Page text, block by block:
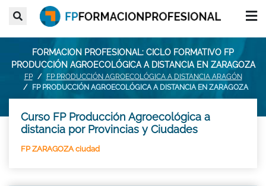
FORMACION PROFESIONAL: CICLO FORMATIVO FP
PRODUCCIÓN AGROECOLÓGICA A DISTANCIA EN ZARAGOZA
FP
FP PRODUCCIÓN AGROECOLÓGICA A DISTANCIA ARAGÓN
FP PRODUCCIÓN AGROECOLÓGICA A DISTANCIA EN ZARAGOZA
Curso FP Producción Agroecológica a
distancia por Provincias y Ciudades
FP ZARAGOZA ciudad